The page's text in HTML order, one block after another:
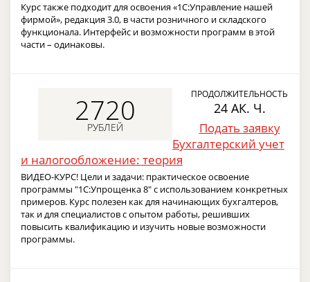
Курс также подходит для освоения «1С:Управление нашей
фирмой», редакция 3.0, в части розничного и складского
функционала. Интерфейс и возможности программ в этой
части – одинаковы.
2720
РУБЛЕЙ
ПРОДОЛЖИТЕЛЬНОСТЬ
24 АК. Ч.
Подать заявку
Бухгалтерский учет
и налогообложение: теория
ВИДЕО-КУРС! Цели и задачи: практическое освоение
программы "1С:Упрощенка 8" с использованием конкретных
примеров. Курс полезен как для начинающих бухгалтеров,
так и для специалистов с опытом работы, решивших
повысить квалификацию и изучить новые возможности
программы.